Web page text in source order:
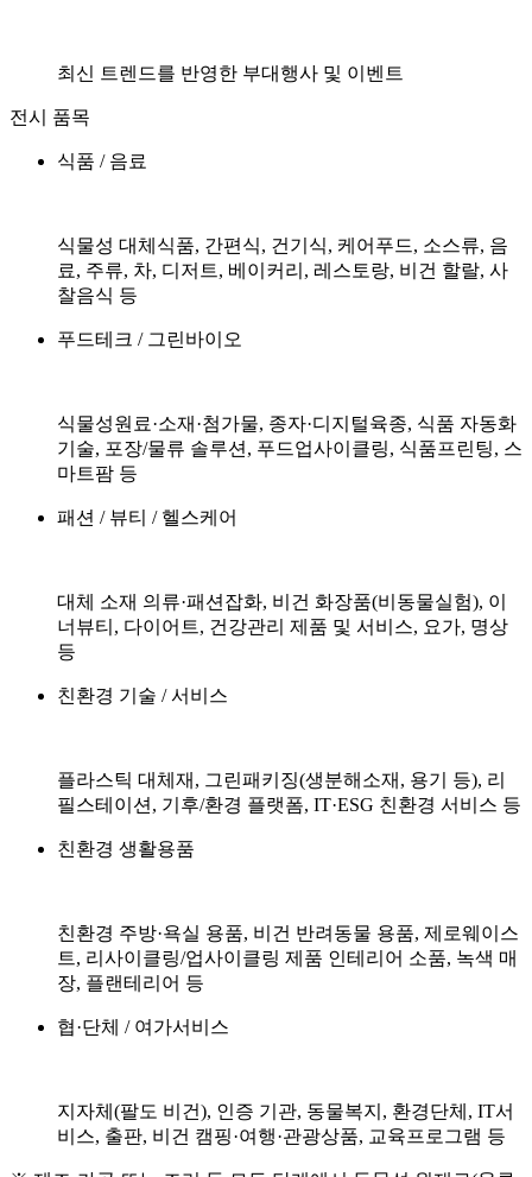
최신 트렌드를 반영한 부대행사 및 이벤트
전시 품목
식품 / 음료
식물성 대체식품, 간편식, 건기식, 케어푸드, 소스류, 음
료, 주류, 차, 디저트, 베이커리, 레스토랑, 비건 할랄, 사
찰음식 등
푸드테크 / 그린바이오
식물성원료·소재·첨가물, 종자·디지털육종, 식품 자동화
기술, 포장/물류 솔루션, 푸드업사이클링, 식품프린팅, 스
마트팜 등
패션 / 뷰티 / 헬스케어
대체 소재 의류·패션잡화, 비건 화장품(비동물실험), 이
너뷰티, 다이어트, 건강관리 제품 및 서비스, 요가, 명상
등
친환경 기술 / 서비스
플라스틱 대체재, 그린패키징(생분해소재, 용기 등), 리
필스테이션, 기후/환경 플랫폼, IT·ESG 친환경 서비스 등
친환경 생활용품
친환경 주방·욕실 용품, 비건 반려동물 용품, 제로웨이스
트, 리사이클링/업사이클링 제품 인테리어 소품, 녹색 매
장, 플랜테리어 등
협·단체 / 여가서비스
지자체(팔도 비건), 인증 기관, 동물복지, 환경단체, IT서
비스, 출판, 비건 캠핑·여행·관광상품, 교육프로그램 등